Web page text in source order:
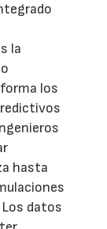
la
los
hasta
datos